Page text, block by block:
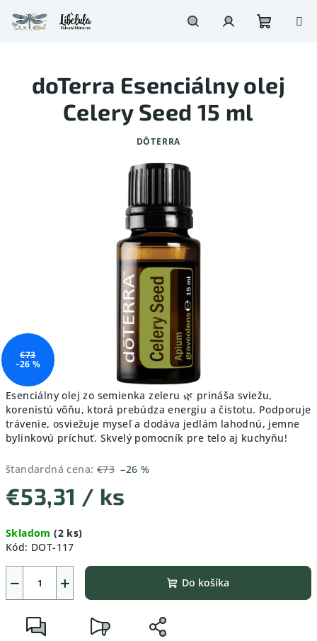
na
obsah
košík
Esenciálny olej zo semienka zeleru 🌿 prináša sviežu,
korenistú vôňu, ktorá prebúdza energiu a čistotu. Podporuje
trávenie, osviežuje myseľ a dodáva jedlám lahodnú, jemne
bylinkovú príchuť. Skvelý pomocník pre telo aj kuchyňu!
štandardná cena: €73 –26 %
€53,31 / ks
cena:
Skladom(2 ks)
Kód: DOT-117
+
− Do košíka
doTerra Esenciálny olej
Celery Seed 15 ml
DŌTERRA
€73
–26 %